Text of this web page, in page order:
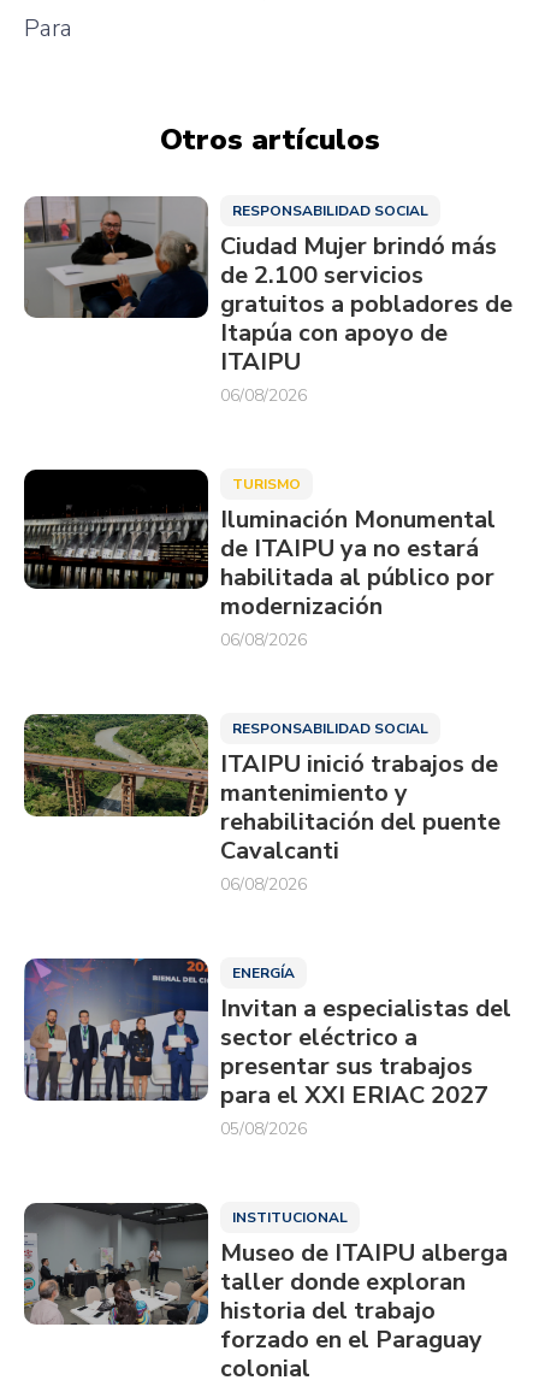
Para
Otros artículos
RESPONSABILIDAD SOCIAL
Ciudad Mujer brindó más
de 2.100 servicios
gratuitos a pobladores de
Itapúa con apoyo de
ITAIPU
06/08/2026
TURISMO
Iluminación Monumental
de ITAIPU ya no estará
habilitada al público por
modernización
06/08/2026
RESPONSABILIDAD SOCIAL
ITAIPU inició trabajos de
mantenimiento y
rehabilitación del puente
Cavalcanti
06/08/2026
ENERGÍA
Invitan a especialistas del
sector eléctrico a
presentar sus trabajos
para el XXI ERIAC 2027
05/08/2026
INSTITUCIONAL
Museo de ITAIPU alberga
taller donde exploran
historia del trabajo
forzado en el Paraguay
colonial